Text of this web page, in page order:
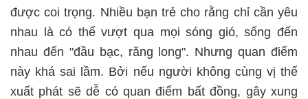
được coi trọng. Nhiều bạn trẻ cho rằng chỉ cần yêu
nhau là có thể vượt qua mọi sóng gió, sống đến
nhau đến "đầu bạc, răng long". Nhưng quan điểm
này khá sai lầm. Bởi nếu người không cùng vị thế
xuất phát sẽ dễ có quan điểm bất đồng, gây xung